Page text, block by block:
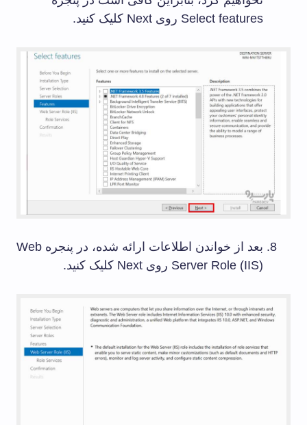
Select features روی Next کلیک کنید.
بعد از خواندن اطلاعات ارائه شده، در پنجره Web
Server Role (IIS) روی Next کلیک کنید.